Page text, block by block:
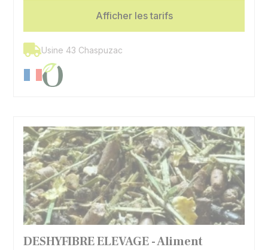
Afficher les tarifs
Usine 43 Chaspuzac
DESHYFIBRE ELEVAGE - Aliment